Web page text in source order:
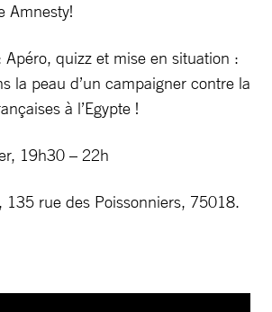
Amnesty!
Apéro, quizz et mise en situation :
la peau d’un campaigner contre la
à l’Egypte !
19h30 – 22h
135 rue des Poissonniers, 75018.